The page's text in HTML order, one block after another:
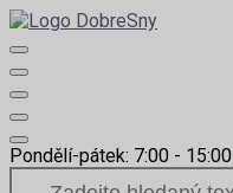
Pondělí-pátek: 7:00 - 15:00